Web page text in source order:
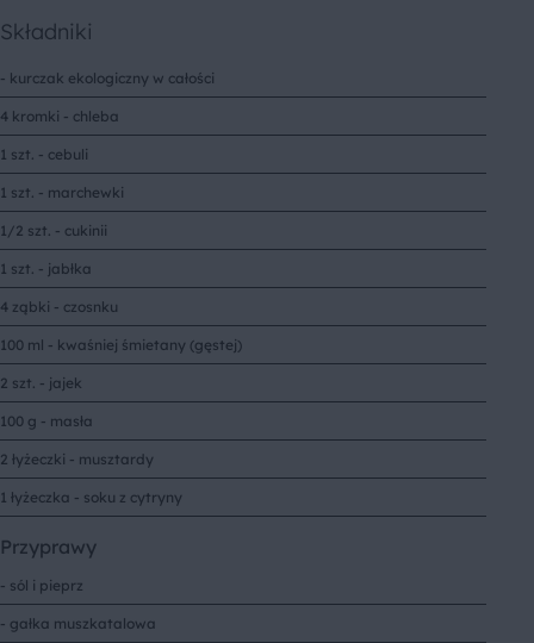
Składniki
- kurczak ekologiczny w całości
4 kromki - chleba
1 szt. - cebuli
1 szt. - marchewki
1/2 szt. - cukinii
1 szt. - jabłka
4 ząbki - czosnku
100 ml - kwaśniej śmietany (gęstej)
2 szt. - jajek
100 g - masła
2 łyżeczki - musztardy
1 łyżeczka - soku z cytryny
Przyprawy
- sól i pieprz
- gałka muszkatalowa